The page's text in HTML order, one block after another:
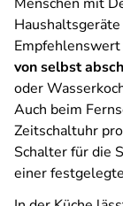
von selbst
oder
Auch beim
Zeitschaltuhr
Schalter für die
einer